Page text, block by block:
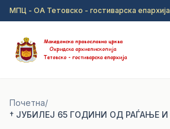
Прејди на главна содржина
МПЦ - ОА Тетовско - гостиварска епархија
Почетна/